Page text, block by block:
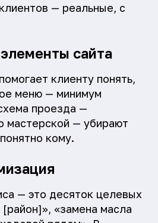
— реальные, с
сайта
клиенту понять,
меню — минимум
проезда —
мастерской — убирают
кому.
— это десяток целевых
«замена масла